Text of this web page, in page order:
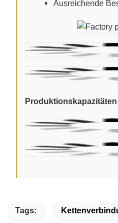
Ausreichende
Produktionskapazitäten
Tags: